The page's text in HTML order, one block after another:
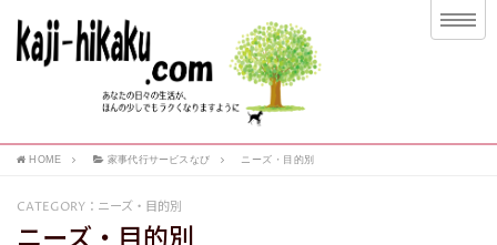
HOME 家事代行サービスなび ニーズ・目的別
CATEGORY：ニーズ・目的別